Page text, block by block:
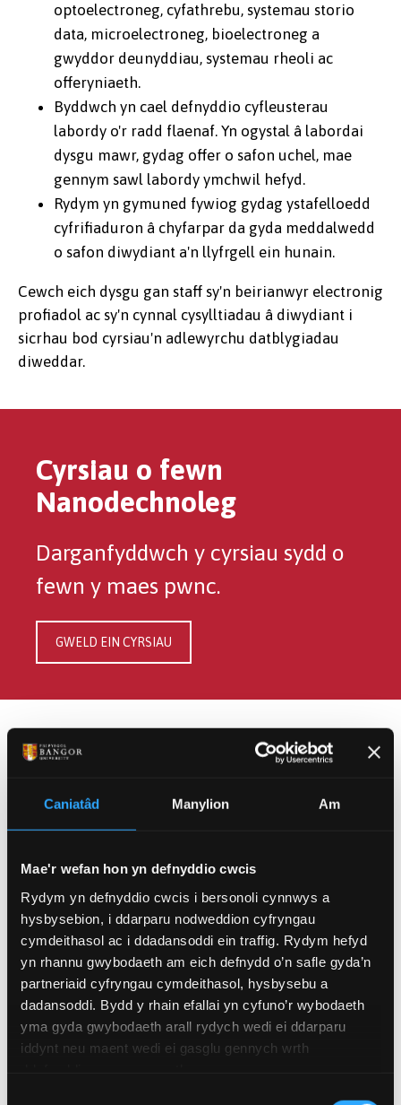
Caniatâd Manylion Am
Mae'r wefan hon yn defnyddio cwcis
Rydym yn defnyddio cwcis i bersonoli cynnwys a
hysbysebion, i ddarparu nodweddion cyfryngau
cymdeithasol ac i ddadansoddi ein traffig. Rydym hefyd
yn rhannu gwybodaeth am eich defnydd o’n safle gyda’n
partneriaid cyfryngau cymdeithasol, hysbysebu a
dadansoddi. Bydd y rhain efallai yn cyfuno’r wybodaeth
yma gyda gwybodaeth arall rydych wedi ei ddarparu
iddynt neu maent wedi ei gasglu gennych wrth
optoelectroneg, cyfathrebu, systemau storio
data, microelectroneg, bioelectroneg a
gwyddor deunyddiau, systemau rheoli ac
offeryniaeth.
Byddwch yn cael defnyddio cyfleusterau
labordy o'r radd flaenaf. Yn ogystal â labordai
dysgu mawr, gydag offer o safon uchel, mae
gennym sawl labordy ymchwil hefyd.
Rydym yn gymuned fywiog gydag ystafelloedd
cyfrifiaduron â chyfarpar da gyda meddalwedd
o safon diwydiant a'n llyfrgell ein hunain.
Cewch eich dysgu gan staff sy'n beirianwyr electronig
profiadol ac sy'n cynnal cysylltiadau â diwydiant i
sicrhau bod cyrsiau'n adlewyrchu datblygiadau
diweddar.
Cyrsiau o fewn
Nanodechnoleg
Darganfyddwch y cyrsiau sydd o
fewn y maes pwnc.
GWELD EIN CYRSIAU
Cyfleoedd Gyrfa o fewn
Nanodechnoleg
cyfuniad effeithiol o wyddor ffisegol, efelychiad
mathemategol a phrofiad ymarferol mewn sgiliau
microgynhyrchu a bydd yn eich paratoi at
amrywiaeth eang o opsiynau gyrfaol, yn ogystal â
chyfleoedd i astudio am ddoethuriaeth. Bydd
cwmnïau sy'n gweithio ym maes electroneg cyflym,
ffotoneg integredig a bio-beirianneg yn gofyn yn
gyson am staff hyfforddedig ym maes
nanodechnoleg a microgynhyrchu. Bydd rhai